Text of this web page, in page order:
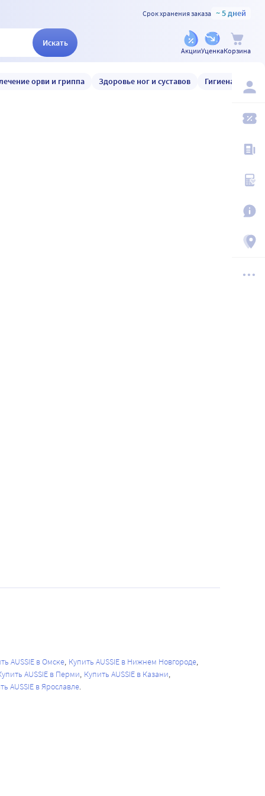
Срок хранения заказа ~ 5 дней
Искать
АкцииУценкаКорзина
орви и гриппа Здоровье ног и суставов Гигиена и уход
AUSSIE в Омске Купить AUSSIE в Нижнем Новгороде
AUSSIE в Перми Купить AUSSIE в Казани
AUSSIE в Ярославле